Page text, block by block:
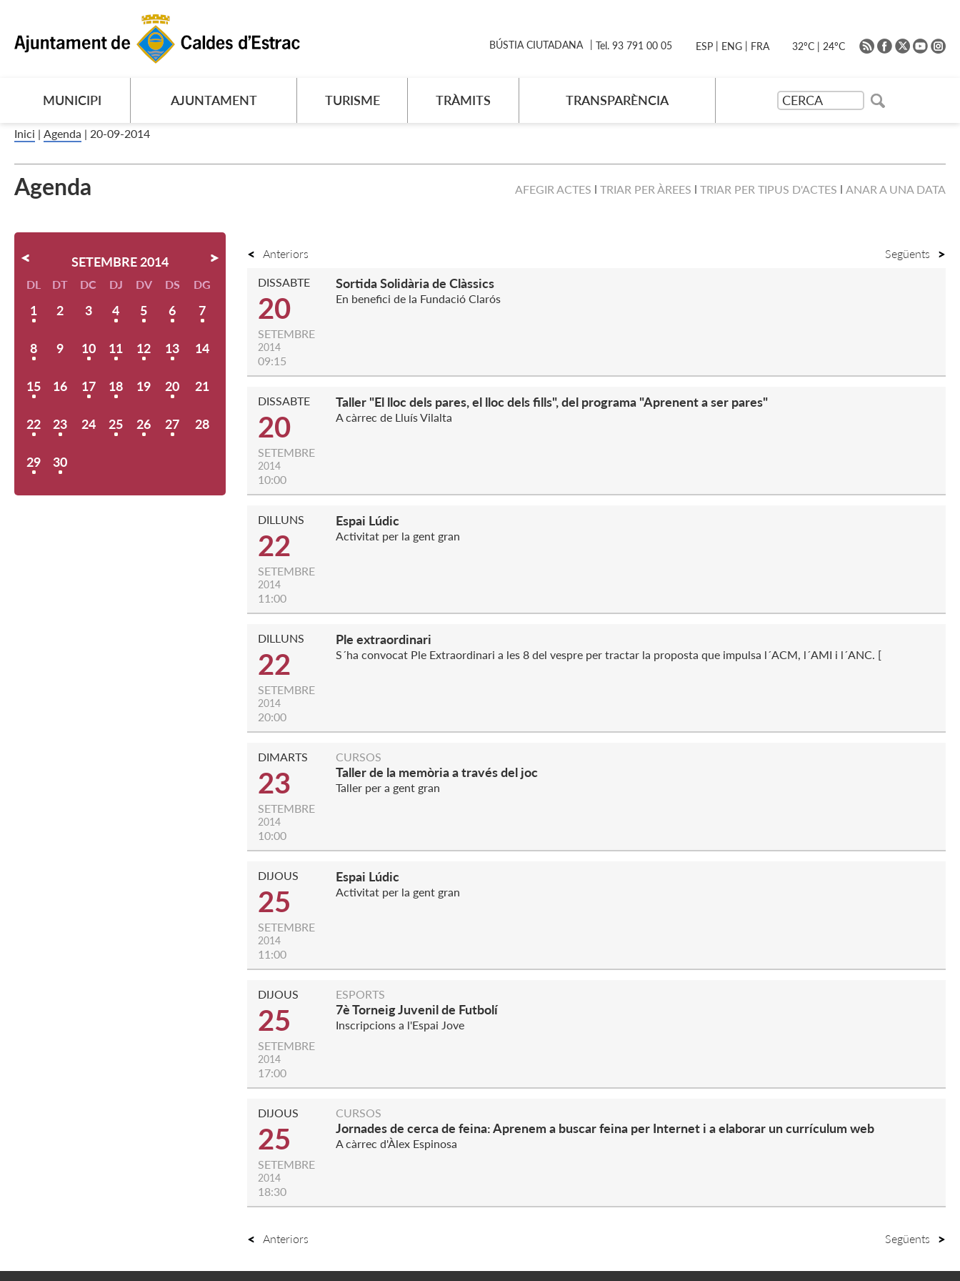
MUNICIPI AJUNTAMENT TURISME TRÀMITS TRANSPARÈNCIA
BÚSTIA CIUTADANA Tel. 93 791 00 05 ESP | ENG | FRA 32ºC | 24ºC
Inici | Agenda | 20-09-2014
Agenda AFEGIR ACTES TRIAR PER ÀREES TRIAR PER TIPUS D'ACTES ANAR A UNA DATA
SETEMBRE 2014
DL DT DC DJ DV DS DG
1 2 3 4 5 6 7
8 9 10 11 12 13 14
15 16 17 18 19 20 21
22 23 24 25 26 27 28
29 30
Anteriors Següents
DISSABTE
20
SETEMBRE
2014
09:15
Sortida Solidària de Clàssics
En benefici de la Fundació Clarós
DISSABTE
20
SETEMBRE
2014
10:00
Taller "El lloc dels pares, el lloc dels fills", del programa "Aprenent a ser pares"
A càrrec de Lluís Vilalta
DILLUNS
22
SETEMBRE
2014
11:00
Espai Lúdic
Activitat per la gent gran
DILLUNS
22
SETEMBRE
2014
20:00
Ple extraordinari
S´ha convocat Ple Extraordinari a les 8 del vespre per tractar la proposta que impulsa l´ACM, l´AMI i l´ANC. [
DIMARTS
23
SETEMBRE
2014
10:00
CURSOS
Taller de la memòria a través del joc
Taller per a gent gran
DIJOUS
25
SETEMBRE
2014
11:00
Espai Lúdic
Activitat per la gent gran
DIJOUS
25
SETEMBRE
2014
17:00
ESPORTS
7è Torneig Juvenil de Futbolí
Inscripcions a l'Espai Jove
DIJOUS
25
SETEMBRE
2014
18:30
CURSOS
Jornades de cerca de feina: Aprenem a buscar feina per Internet i a elaborar un currículum web
A càrrec d'Àlex Espinosa
Anteriors Següents